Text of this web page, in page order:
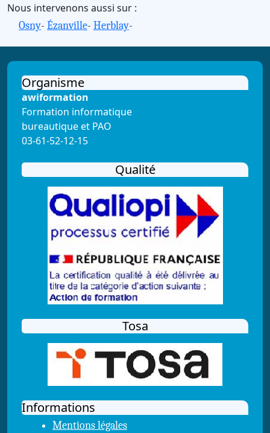
Nous intervenons aussi sur :
Osny- Ézanville- Herblay-
Organisme
awiformation
Formation informatique
bureautique et PAO
03-61-52-12-15
Qualité
Tosa
Informations
Mentions légales